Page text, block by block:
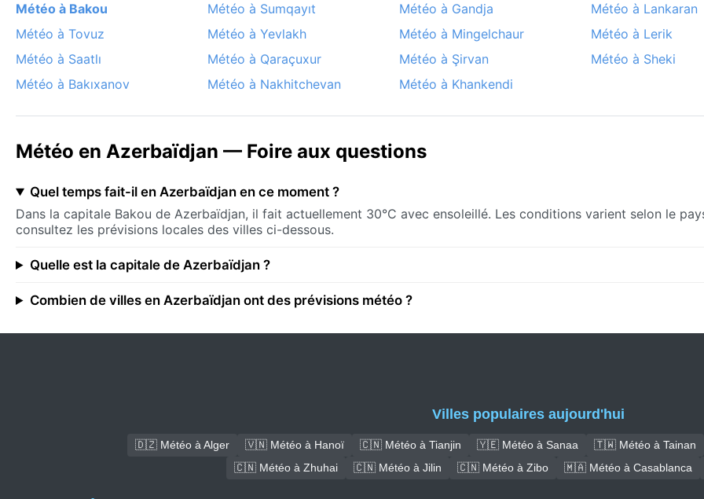
Météo à Bakou Météo à Sumqayıt Météo à Gandja
Météo à Lankaran
Météo à Tovuz
Météo à Yevlakh Météo à Mingelchaur
Météo à Lerik
Météo à Saatlı
Météo à Qaraçuxur Météo à Şirvan
Météo à Sheki
Météo à Bakıxanov
Météo à Nakhitchevan Météo à Khankendi
Météo en Azerbaïdjan — Foire aux questions
Quel temps fait-il en Azerbaïdjan en ce moment ?
Dans la capitale Bakou de Azerbaïdjan, il fait actuellement 30°C avec ensoleillé. Les conditions varient selon le
consultez les prévisions locales des villes ci-dessous.
Quelle est la capitale de Azerbaïdjan ?
Combien de villes en Azerbaïdjan ont des prévisions météo ?
Villes populaires aujourd'hui
🇩🇿 Météo à Alger 🇻🇳 Météo à Hanoï 🇨🇳 Météo à Tianjin 🇾🇪 Météo à Sanaa 🇹🇼 Météo à Tainan
🇨🇳 Météo à Zhuhai
🇨🇳 Météo à Jilin 🇨🇳 Météo à Zibo 🇲🇦 Météo à Casablanca